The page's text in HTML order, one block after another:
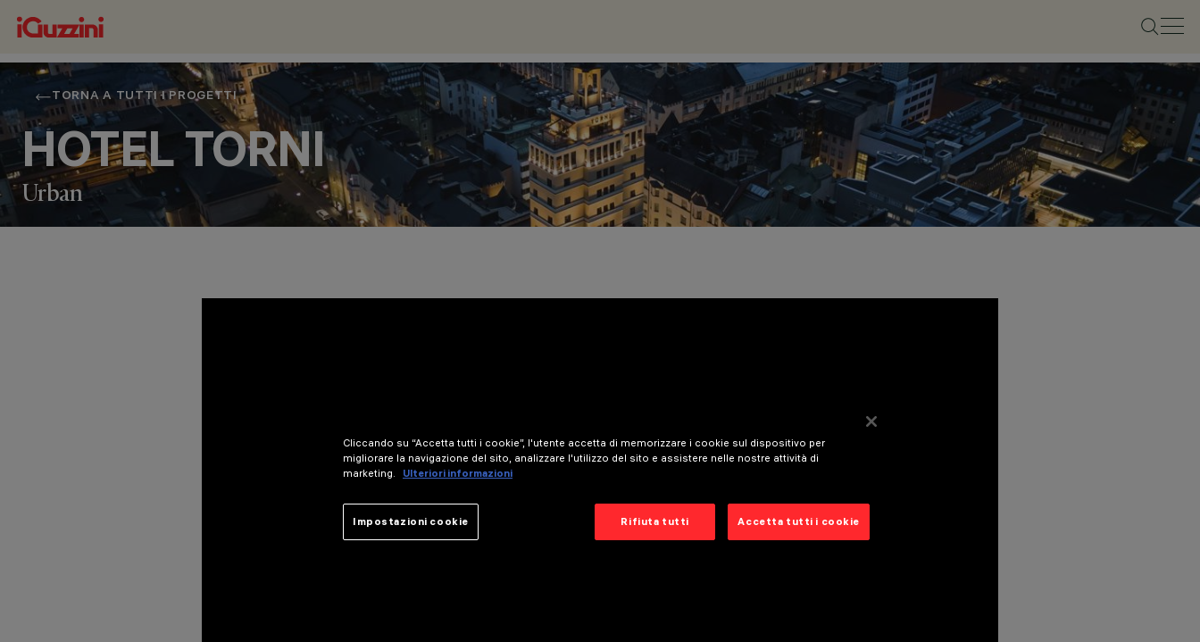
TORNA A TUTTI I PROGETTI
HOTEL TORNI
Urban
VALOA DESIGN OY - ANTTI HILTUNEN, MARKO KUUSISTOCliccando su “Accetta tutti i cookie”, l'utente accetta di memorizzare i cookie sul dispositivo per
migliorare la navigazione del sito, analizzare l'utilizzo del sito e assistere nelle nostre attività di
marketing.
Ulteriori informazioni
Rifiuta tutti Accetta tutti i cookie
Impostazioni cookie